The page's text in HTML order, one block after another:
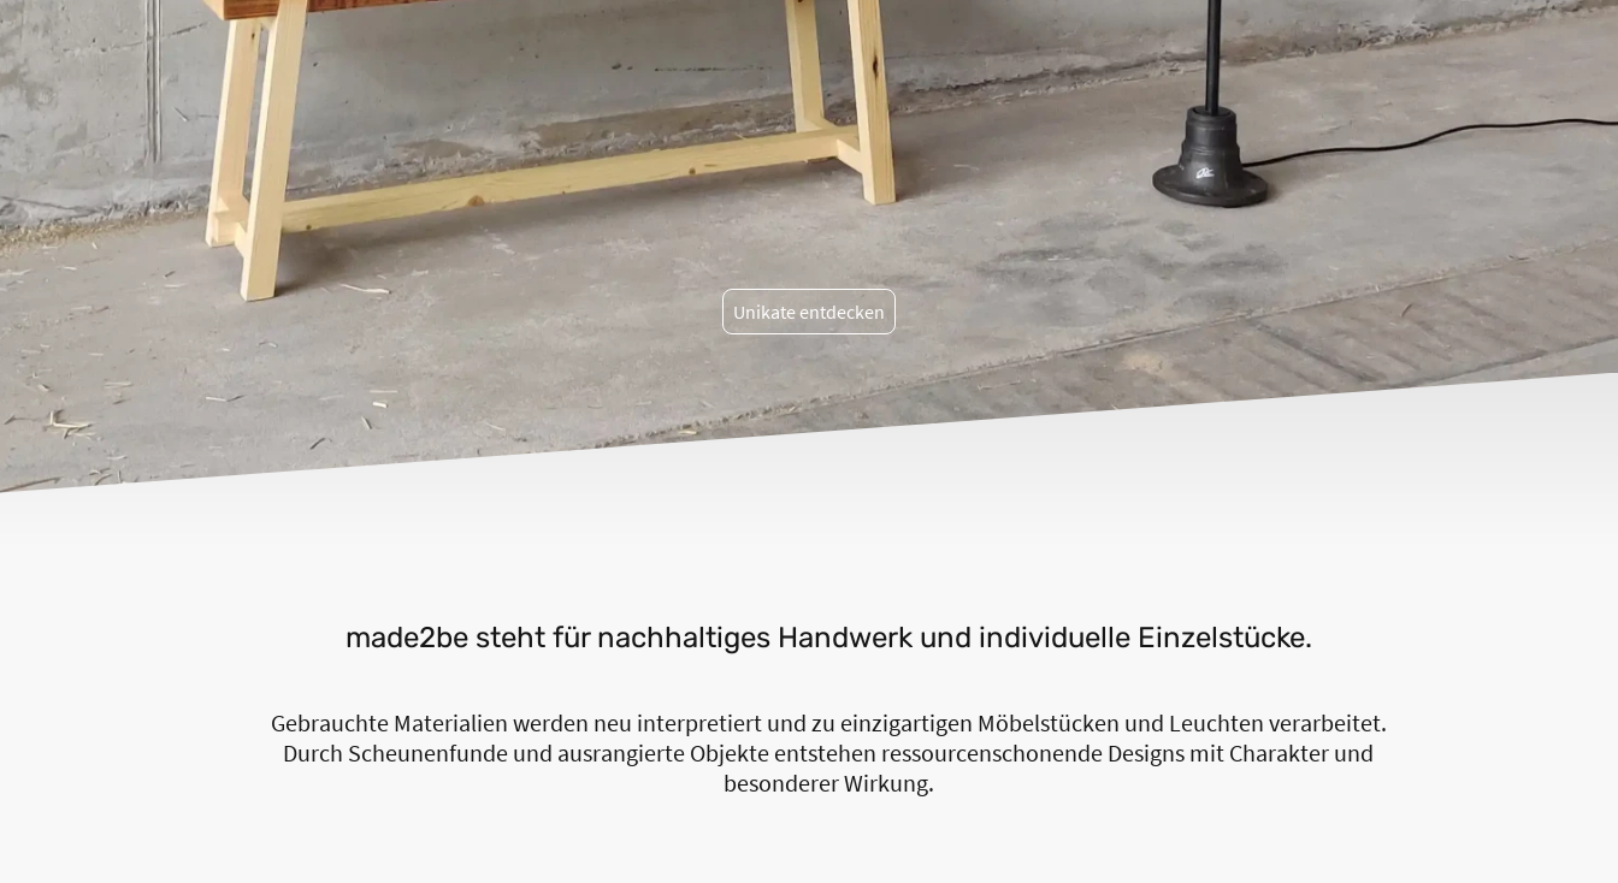
Unikate entdecken
Gebrauchte Materialien werden neu interpretiert und zu einzigartigen Möbelstücken und Leuchten verarbeitet.
Durch Scheunenfunde und ausrangierte Objekte entstehen ressourcenschonende Designs mit Charakter und
besonderer Wirkung.
made2be steht für nachhaltiges Handwerk und individuelle Einzelstücke.